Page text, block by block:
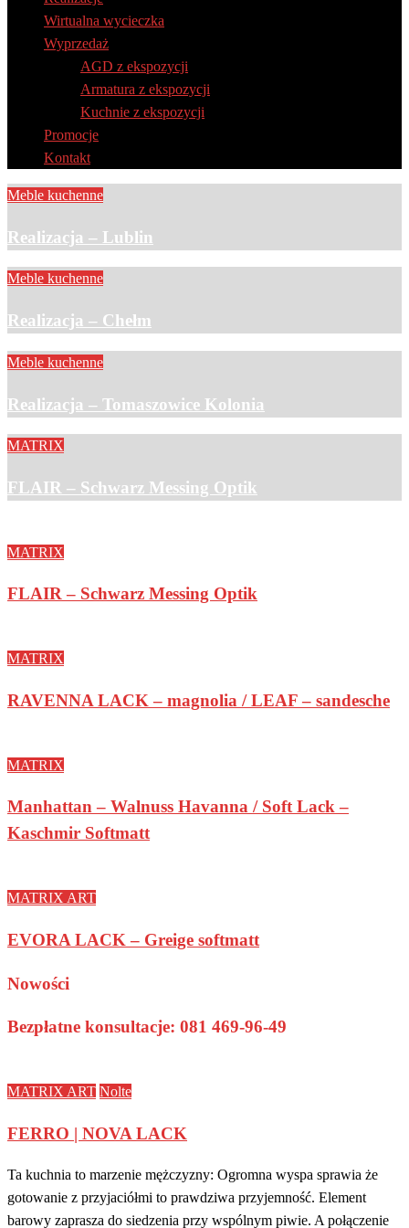
Wirtualna wycieczka
Wyprzedaż
AGD z ekspozycji
Armatura z ekspozycji
Kuchnie z ekspozycji
Promocje
Kontakt
Meble kuchenne
Realizacja – Lublin
Meble kuchenne
Realizacja – Chełm
Meble kuchenne
Realizacja – Tomaszowice Kolonia
MATRIX
FLAIR – Schwarz Messing Optik
MATRIX
FLAIR – Schwarz Messing Optik
MATRIX
RAVENNA LACK – magnolia / LEAF – sandesche
MATRIX
Manhattan – Walnuss Havanna / Soft Lack –
Kaschmir Softmatt
MATRIX ART
EVORA LACK – Greige softmatt
Nowości
Bezpłatne konsultacje: 081 469-96-49
MATRIX ART Nolte
FERRO | NOVA LACK
Ta kuchnia to marzenie mężczyzny: Ogromna wyspa sprawia że
gotowanie z przyjaciółmi to prawdziwa przyjemność. Element
barowy zaprasza do siedzenia przy wspólnym piwie. A połączenie